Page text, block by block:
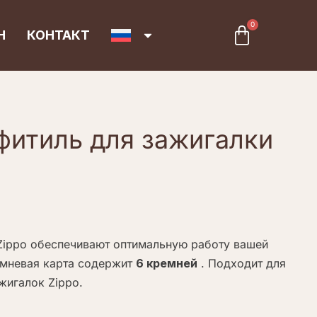
КОНТАКТ
0
Cart
для зажигалки
обеспечивают оптимальную работу вашей
карта содержит 6 кремней . Подходит для
Zippo.